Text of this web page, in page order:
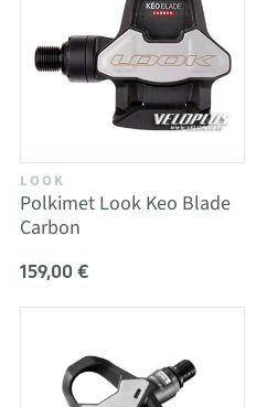
LOOK
Polkimet Look Keo Blade
Carbon
159,00 €